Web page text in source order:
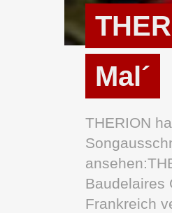
Mal´
THERION
Baudelaires
Frankreich